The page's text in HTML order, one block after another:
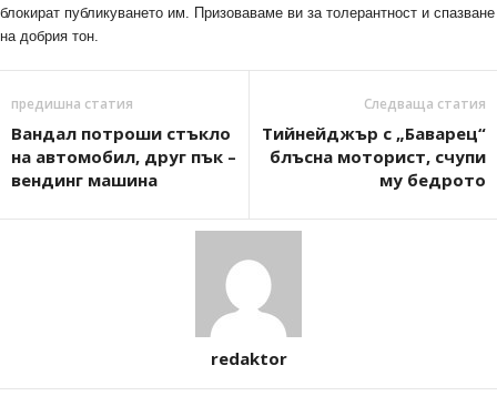
блокират публикуването им. Призоваваме ви за толерантност и спазване
на добрия тон.
предишна статия
Вандал потроши стъкло
на автомобил, друг пък –
вендинг машина
Следваща статия
Тийнейджър с „Баварец“
блъсна моторист, счупи
му бедрото
redaktor